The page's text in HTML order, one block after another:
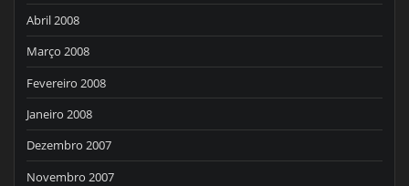
Abril 2008
Março 2008
Fevereiro 2008
Janeiro 2008
Dezembro 2007
Novembro 2007